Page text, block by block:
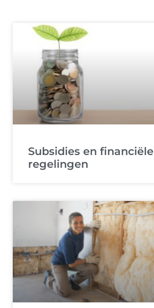
Subsidies en financiële
regelingen